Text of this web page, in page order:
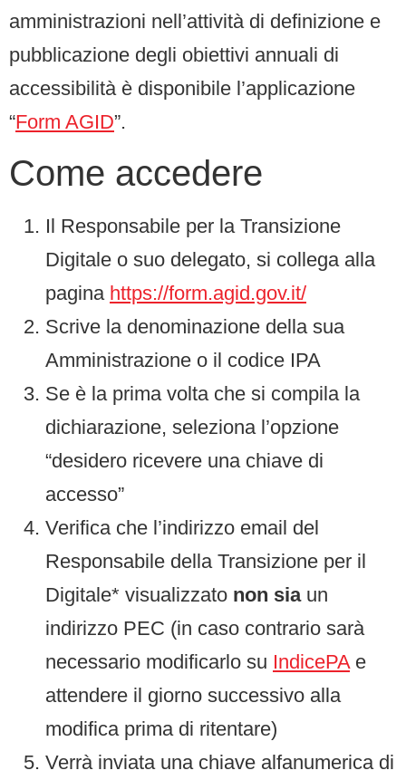
amministrazioni nell’attività di definizione e
pubblicazione degli obiettivi annuali di
accessibilità è disponibile l’applicazione
“Form AGID”.
Come accedere
Il Responsabile per la Transizione
Digitale o suo delegato, si collega alla
pagina https://form.agid.gov.it/
Scrive la denominazione della sua
Amministrazione o il codice IPA
Se è la prima volta che si compila la
dichiarazione, seleziona l’opzione
“desidero ricevere una chiave di
accesso”
Verifica che l’indirizzo email del
Responsabile della Transizione per il
Digitale* visualizzato non siaun
indirizzo PEC (in caso contrario sarà
necessario modificarlo su IndicePA e
attendere il giorno successivo alla
modifica prima di ritentare)
Verrà inviata una chiave alfanumerica di